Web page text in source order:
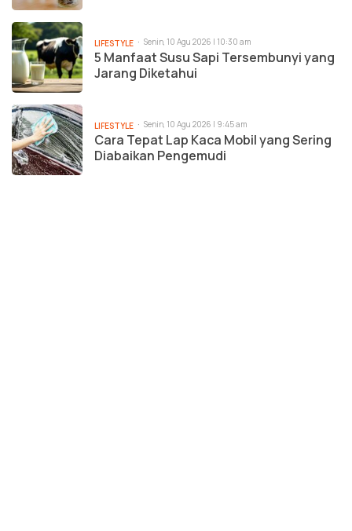
LIFESTYLE Senin, 10 Agu 2026 | 10:30 am
5 Manfaat Susu Sapi Tersembunyi yang
Jarang Diketahui
LIFESTYLE Senin, 10 Agu 2026 | 9:45 am
Cara Tepat Lap Kaca Mobil yang Sering
Diabaikan Pengemudi